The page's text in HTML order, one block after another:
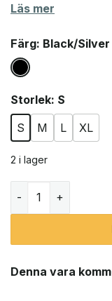
Läs mer
Färg: Black/
Storlek: S
S
M L XL
2 i lager
Denna vara